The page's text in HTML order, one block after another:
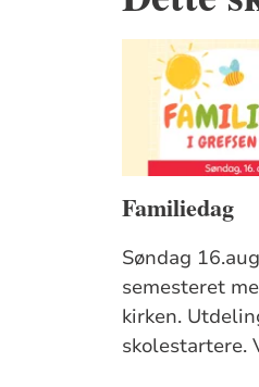
Familiedag
Søndag
semesteret
kirken.
skolestartere.